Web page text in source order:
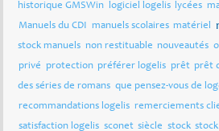
historique GMSWin logiciel logelis lycées
Manuels du CDI manuels scolaires matériel
stock manuels non restituable nouveautés
privé protection préférer logelis prêt prêt
des séries de romans que pensez-vous de
recommandations logelis remerciements
satisfaction logelis sconet siècle stock